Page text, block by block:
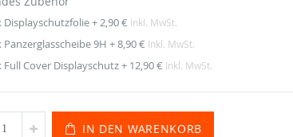
Displayschutzfolie+2,90 € Inkl. MwSt.
Panzerglasscheibe 9H+8,90 € Inkl. MwSt.
Full Cover Displayschutz+ 12,90 € Inkl. MwSt.
IN DEN WARENKORB